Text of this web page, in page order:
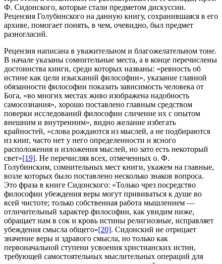
Ф. Сидонского, которые стали предметом дискуссии.
Рецензия Голубинского на данную книгу, сохранившаяся в его
архиве, помогает понять, в чем, очевидно, был предмет
разногласий.
Рецензия написана в уважительном и благожелательном тоне.
В начале указаны сомнительные места, а в конце перечислены
достоинства книги, среди которых названы: «ревность об
истине как цели изысканий философии», указание главной
обязанности философии показать зависимость человека от
Бога, «во многих местах живо изображена надобность
самосознания», хорошо поставлено главным средством
поверки исследований философии сличение их с опытом
внешним и внутренним», видно желание избегать
крайностей, «слова рождаются из мыслей, а не подбираются
из книг, часто нет у него определенности и ясного
расположения и изложения мыслей, но зато есть некоторый
свет»[19]. Не перечисляя всех, отмеченных о. Ф.
Голубинским, сомнительных мест книги, укажем на главные,
возле которых было поставлено несколько знаков вопроса.
Это фраза в книге Сидонского: «Только чрез посредство
философии убеждения веры могут прививаться к душе во
всей чистоте; только собственная работа мышлением —
отличительный характер философии, как увидим ниже,
обращает нам в сок и кровь истины религиозные, исправляет
убеждения смысла общего»[20]. Сидонский не отрицает
значение веры и здравого смысла, но только как
первоначальной ступени усвоения христианских истин,
требующей самостоятельных мыслительных операций для